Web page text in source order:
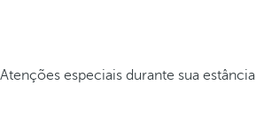
Atenções especiais durante sua estância